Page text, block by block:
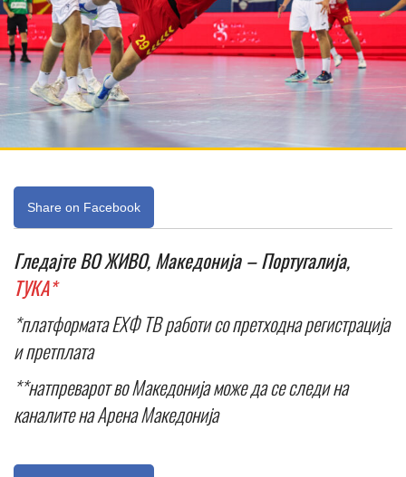
Share on Facebook
Гледајте ВО ЖИВО, Македонија – Португалија,
ТУКА*
*платформата ЕХФ ТВ работи со претходна регистрација
и претплата
**натпреварот во Македонија може да се следи на
каналите на Арена Македонија